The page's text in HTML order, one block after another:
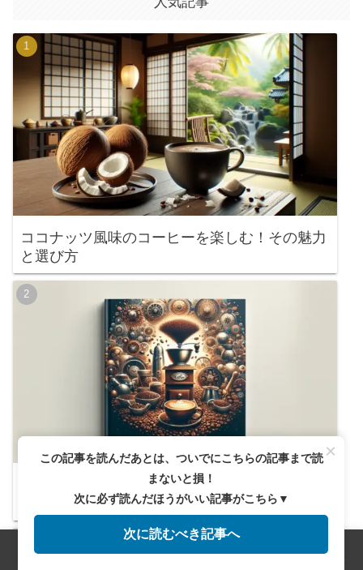
ココナッツ風味のコーヒーを楽しむ！その魅力
と選び方
カルディで見つける！エスプレッソ用おすすめ
豆と器具完全ガイド
サイドバー
×
この記事を読んだあとは、ついでにこちらの記事まで読
まないと損！
次に必ず読んだほうがいい記事がこちら▼
次に読むべき記事へ